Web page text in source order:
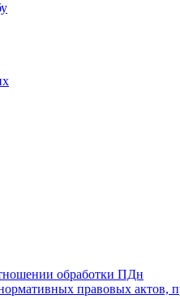
обработки ПДн
правовых актов,